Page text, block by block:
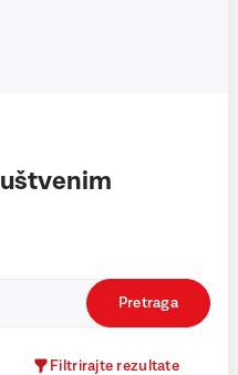
Pretraga
Filtrirajte rezultate